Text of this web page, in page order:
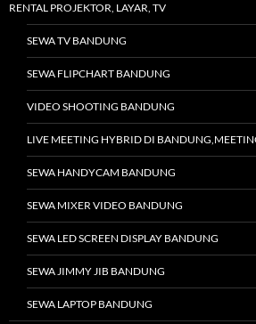
RENTAL PROJEKTOR, LAYAR, TV
SEWA TV BANDUNG
SEWA FLIPCHART BANDUNG
VIDEO SHOOTING BANDUNG
LIVE MEETING HYBRID DI
SEWA HANDYCAM BANDUNG
SEWA MIXER VIDEO BANDUNG
SEWA LED SCREEN DISPLAY BANDUNG
SEWA JIMMY JIB BANDUNG
SEWA LAPTOP BANDUNG